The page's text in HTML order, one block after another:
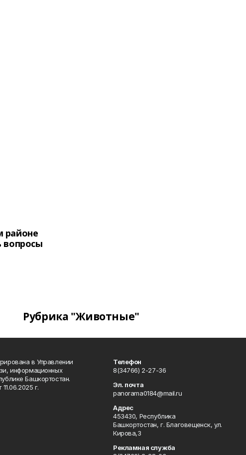
районе
вопросы
Рубрика "Животные"
в Управлении
информационных
Башкортостан.
г.
Телефон
8(34766) 2-27-36
Эл. почта
panorama0184@mail.ru
Адрес
453430, Республика
Башкортостан, г. Благовещенск, ул.
Кирова,3
Рекламная служба